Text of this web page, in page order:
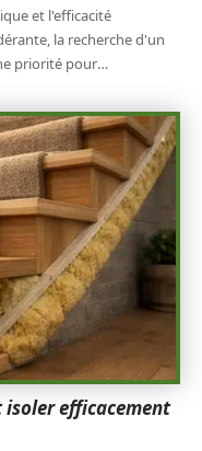
et l'efficacité
la recherche d'un
priorité pour…
efficacement